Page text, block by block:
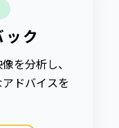
ック
を分析し、
ドバイスを